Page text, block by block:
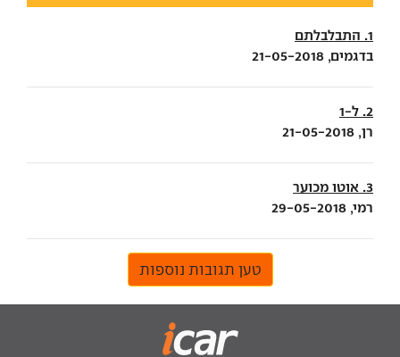
1. התבלבלתם
בדגמים, 21-05-2018
2. ל-1
רן, 21-05-2018
3. אוטו מכוער
רמי, 29-05-2018
טען תגובות נוספות